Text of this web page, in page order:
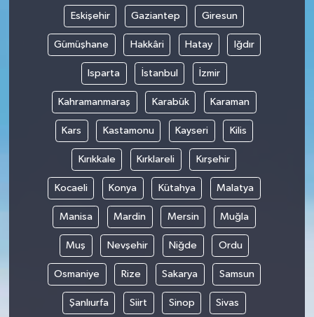
Eskişehir Gaziantep Giresun
Gümüşhane Hakkâri Hatay Iğdır
Isparta İstanbul İzmir
Kahramanmaraş Karabük Karaman
Kars Kastamonu Kayseri Kilis
Kırıkkale Kırklareli Kırşehir
Kocaeli Konya Kütahya Malatya
Manisa Mardin Mersin Muğla
Muş Nevşehir Niğde Ordu
Osmaniye Rize Sakarya Samsun
Şanlıurfa Siirt Sinop Sivas